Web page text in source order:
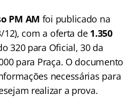
PM AM foi publicado na
12), com a oferta de 1.350
320 para Oficial, 30 da
para Praça. O documento
necessárias para
realizar a prova.